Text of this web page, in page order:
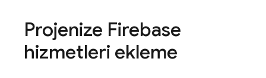
Projenize Firebase
hizmetleri ekleme